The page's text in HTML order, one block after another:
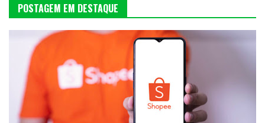
POSTAGEM EM DESTAQUE